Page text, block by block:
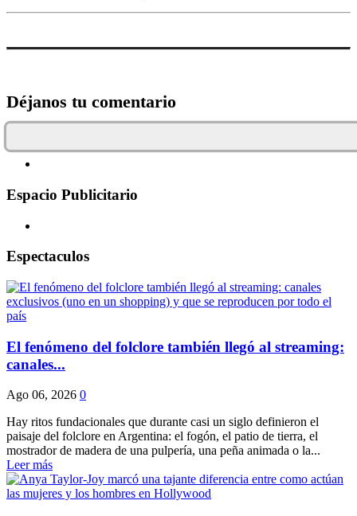
Déjanos tu comentario
Espacio Publicitario
Espectaculos
El fenómeno del folclore también llegó al streaming:
canales...
Ago 06, 2026 0
Hay ritos fundacionales que durante casi un siglo definieron el
paisaje del folclore en Argentina: el fogón, el patio de tierra, el
mostrador de madera de una pulpería, una peña animada o la...
Leer más